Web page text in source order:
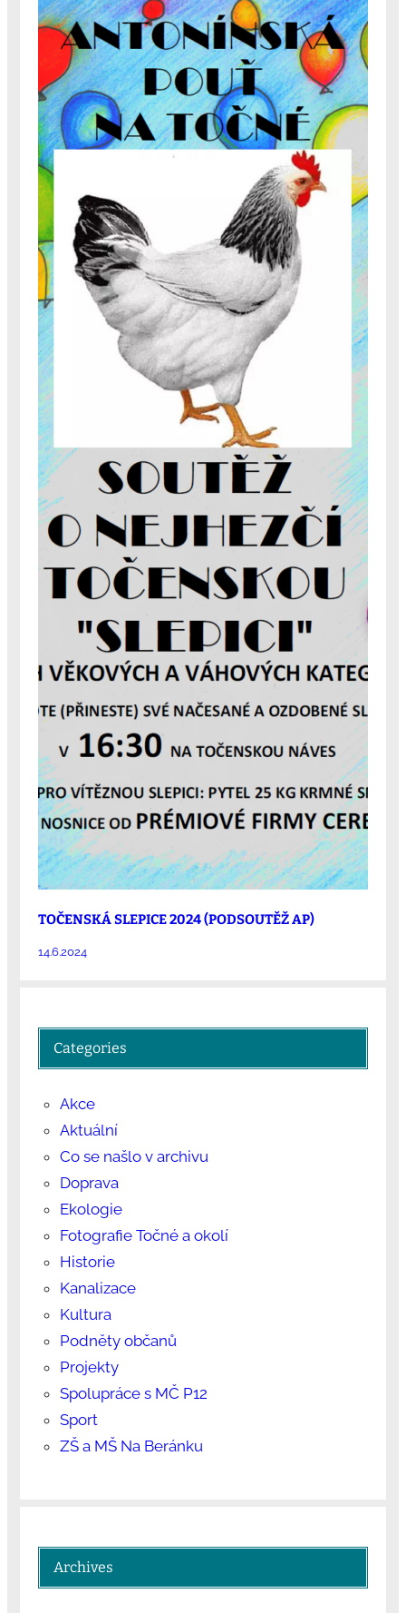
TOČENSKÁ SLEPICE 2024 (PODSOUTĚŽ AP)
14.6.2024
Categories
Akce
Aktuální
Co se našlo v archivu
Doprava
Ekologie
Fotografie Točné a okolí
Historie
Kanalizace
Kultura
Podněty občanů
Projekty
Spolupráce s MČ P12
Sport
ZŠ a MŠ Na Beránku
Archives